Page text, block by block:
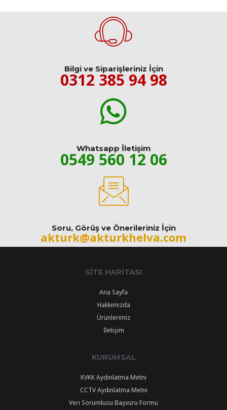
Bilgi ve Siparişleriniz İçin
0312 385 94 98
Whatsapp İletişim
0549 560 12 06
Soru, Görüş ve Önerileriniz İçin
akturk@akturkhelva.com
SITE HARITASI
Ana Sayfa
Hakkımızda
Ürünlerimiz
İletişim
KURUMSAL
KVKK Aydınlatma Metni
CCTV Aydınlatma Metni
Veri Sorumlusu Başvuru Formu